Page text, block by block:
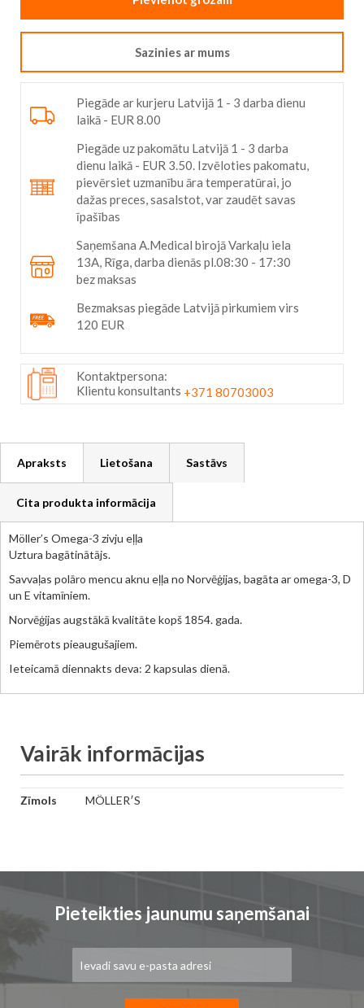
Sazinies ar mums
Piegāde ar kurjeru Latvijā 1 - 3 darba dienu
laikā - EUR 8.00
Piegāde uz pakomātu Latvijā 1 - 3 darba
dienu laikā - EUR 3.50. Izvēloties pakomatu,
pievērsiet uzmanību āra temperatūrai, jo
dažas preces, sasalstot, var zaudēt savas
īpašības
Saņemšana A.Medical birojā Varkaļu iela
13A, Rīga, darba dienās pl.08:30 - 17:30
bez maksas
Bezmaksas piegāde Latvijā pirkumiem virs
120 EUR
Kontaktpersona:
Klientu konsultants +371 80703003
Apraksts Lietošana Sastāvs
Cita produkta informācija
Möller’s Omega-3 zivju eļļa
Uztura bagātinātājs.
Savvaļas polāro mencu aknu eļļa no Norvēģijas, bagāta ar omega-3, D
un E vitamīniem.
Norvēģijas augstākā kvalitāte kopš 1854. gada.
Piemērots pieaugušajiem.
Ieteicamā diennakts deva: 2 kapsulas dienā.
Vairāk informācijas
Vairāk
Zīmols MÖLLER′S
Pieteikties jaunumu saņemšanai
saņemšanai: